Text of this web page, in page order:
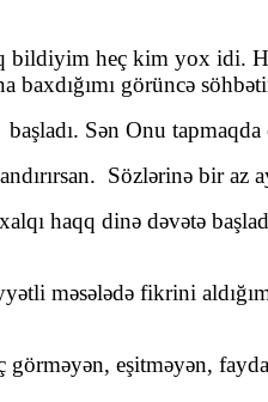
heç kim yox idi.
görüncə
Sən Onu tapmaqda
Sözlərinə bir az
dinə dəvətə
məsələdə fikrini
eşitməyən, fayda